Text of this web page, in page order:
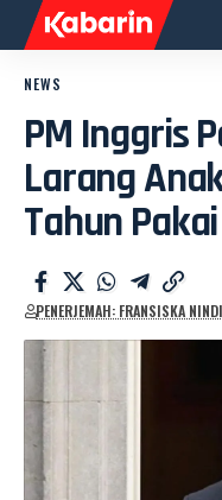
NEWS
PM Inggris
Larang
Tahun
PENERJEMAH: FRANSISKA